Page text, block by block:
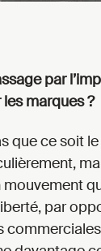
par
marques ?
que ce soit
par